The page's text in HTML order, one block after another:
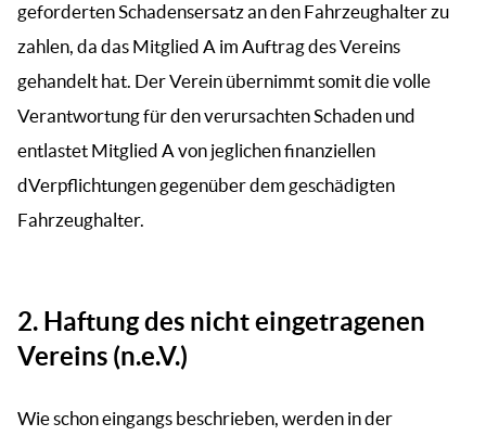
geforderten Schadensersatz an den Fahrzeughalter zu
zahlen, da das Mitglied A im Auftrag des Vereins
gehandelt hat. Der Verein übernimmt somit die volle
Verantwortung für den verursachten Schaden und
entlastet Mitglied A von jeglichen finanziellen
dVerpflichtungen gegenüber dem geschädigten
Fahrzeughalter.
2. Haftung des nicht eingetragenen
Vereins (n.e.V.)
Wie schon eingangs beschrieben, werden in der